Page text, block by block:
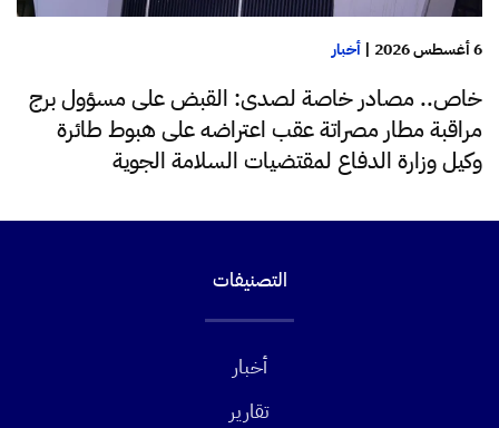
6 أغسطس 2026 | أخبار
خاص.. مصادر خاصة لصدى: القبض على مسؤول برج
مراقبة مطار مصراتة عقب اعتراضه على هبوط طائرة
وكيل وزارة الدفاع لمقتضيات السلامة الجوية
التصنيفات
أخبار
تقارير